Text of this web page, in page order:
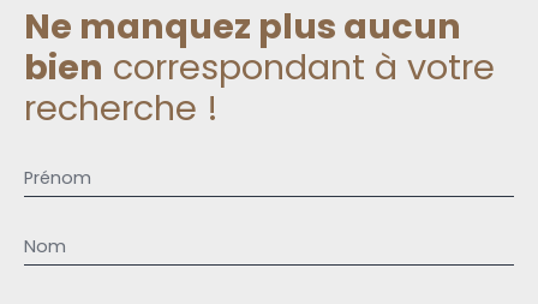
Ne manquez plus aucun
bien correspondant à votre
recherche !
Prénom
Nom